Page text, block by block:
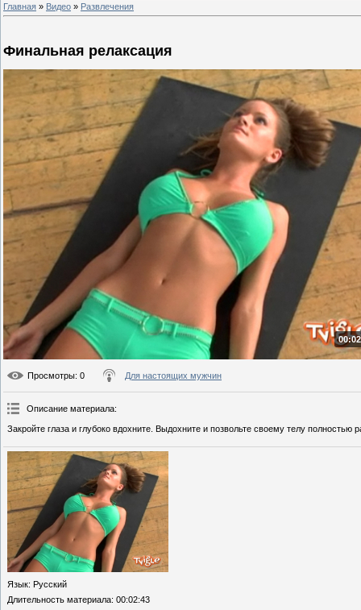
Главная » Видео » Развлечения
Финальная релаксация
Просмотры: 0 Для настоящих мужчин
Описание материала:
Закройте глаза и глубоко вдохните. Выдохните и позвольте своему телу полностью
Язык: Русский
Длительность материала: 00:02:43